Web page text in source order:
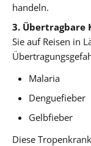
handeln.
3. Übertragbare
Sie auf Reisen in
Malaria
Denguefieber
Gelbfieber
Diese